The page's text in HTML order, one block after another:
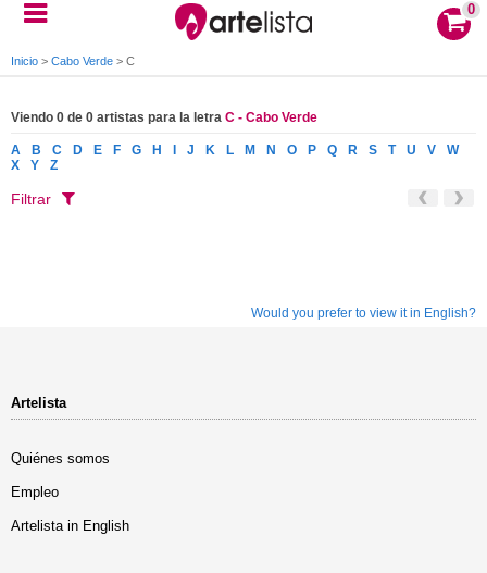
0
Inicio > Cabo Verde > C
Viendo 0 de 0 artistas para la letra C - Cabo Verde
A B C D E F G H J K L M N O P Q R S T U V
W
X
Y Z
Filtrar
Would you prefer to view it in English?
Artelista
Quiénes somos
Empleo
Artelista in English